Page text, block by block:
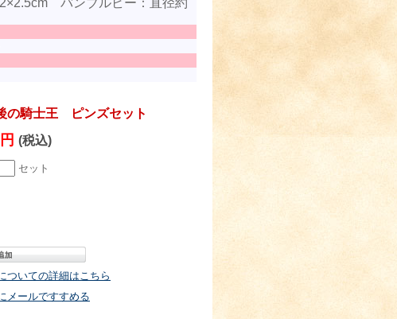
バンブルビー：直径約
の騎士王 ピンズセット
(税込)
セット
ついての詳細はこちら
メールですすめる